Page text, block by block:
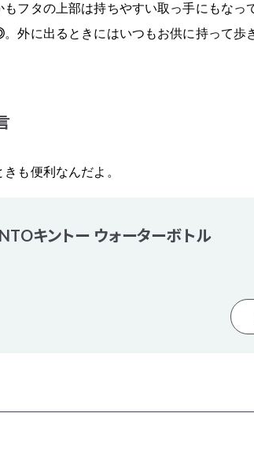
フタの上部は持ちやすい取っ手にもなっ
。外に出るときにはいつもお供に持って歩
も便利なんだよ。
キントー ウォーターボトル